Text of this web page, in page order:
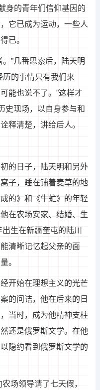
身的青年们信仰基因的
它已成为运动，一些人
已。
”几番思索后，陆天明
历的事情只有我们来
能也说不了。”这样才
史现场，以自身参与和
释清楚，讲给后人。
的日子，陆天明和另外
子，睡在铺着麦草的地
的》和《牛虻》的年轻
在农场安家、结婚、生
生在新疆奎屯的陆川
清晰记忆起父亲的面
。
开始在理想主义的光芒
的问诘，他在后来的日
当时，成为他精神支柱
还是俄罗斯文学。在他
隐约看到俄罗斯文学的
场领导请了七天假，